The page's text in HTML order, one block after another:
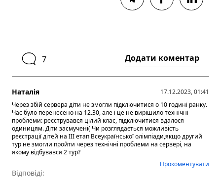
7 Додати коментар
Наталія
17.12.2023, 01:41
Через збій сервера діти не змогли підключитися о 10 годині ранку.
Час було перенесено на 12.30, але і це не вирішило технічні
проблеми: реєструвався цілий клас, підключитися вдалося
одиницям. Діти засмучені( Чи розглядається можливість
реєстрації дітей на III етап Всеукраїнської олімпіади,якщо другий
тур не змогли пройти через технічні проблеми на сервері, на
якому відбувався 2 тур?
Прокоментувати
Відповіді: